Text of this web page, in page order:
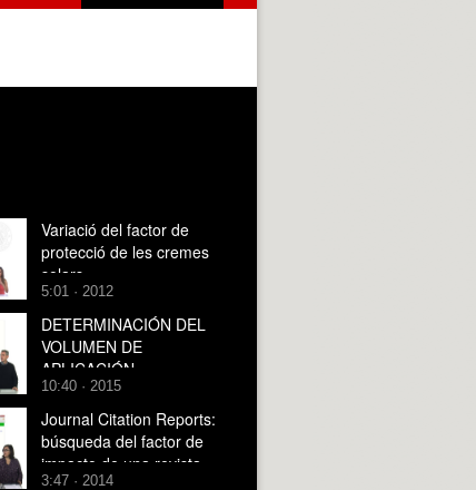
Variació del factor de
protecció de les cremes
solars
5:01 · 2012
DETERMINACIÓN DEL
VOLUMEN DE
APLICACIÓN
10:40 · 2015
Journal Citation Reports:
búsqueda del factor de
impacto de una revista
3:47 · 2014